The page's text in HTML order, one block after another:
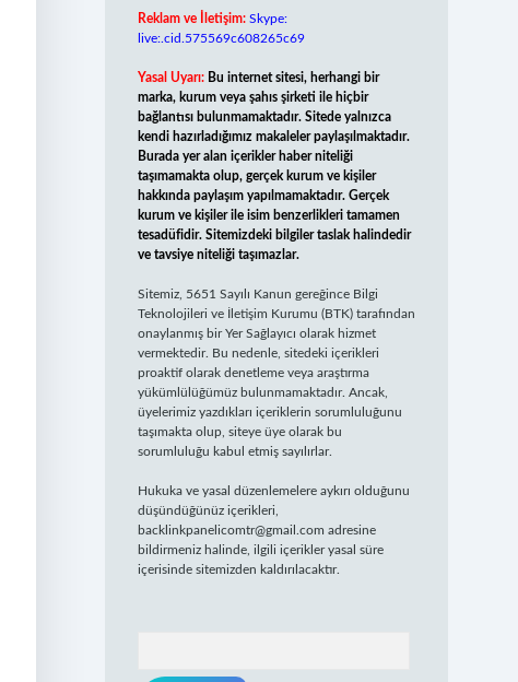
Reklam ve İletişim: Skype:
live:.cid.575569c608265c69
Yasal Uyarı: Bu internet sitesi, herhangi bir
marka, kurum veya şahıs şirketi ile hiçbir
bağlantısı bulunmamaktadır. Sitede yalnızca
kendi hazırladığımız makaleler paylaşılmaktadır.
Burada yer alan içerikler haber niteliği
taşımamakta olup, gerçek kurum ve kişiler
hakkında paylaşım yapılmamaktadır. Gerçek
kurum ve kişiler ile isim benzerlikleri tamamen
tesadüfidir. Sitemizdeki bilgiler taslak halindedir
ve tavsiye niteliği taşımazlar.
Sitemiz, 5651 Sayılı Kanun gereğince Bilgi
Teknolojileri ve İletişim Kurumu (BTK) tarafından
onaylanmış bir Yer Sağlayıcı olarak hizmet
vermektedir. Bu nedenle, sitedeki içerikleri
proaktif olarak denetleme veya araştırma
yükümlülüğümüz bulunmamaktadır. Ancak,
üyelerimiz yazdıkları içeriklerin sorumluluğunu
taşımakta olup, siteye üye olarak bu
sorumluluğu kabul etmiş sayılırlar.
Hukuka ve yasal düzenlemelere aykırı olduğunu
düşündüğünüz içerikleri,
backlinkpanelicomtr@gmail.com adresine
bildirmeniz halinde, ilgili içerikler yasal süre
içerisinde sitemizden kaldırılacaktır.